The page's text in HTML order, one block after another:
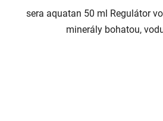
sera aquatan 50 ml Regulátor
minerály bohatou,